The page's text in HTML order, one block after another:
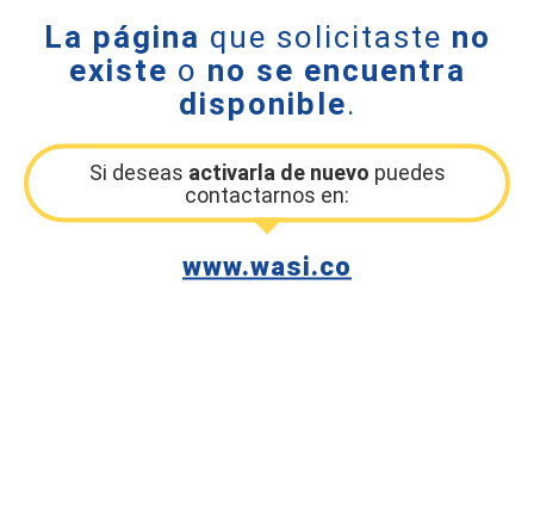
La página que solicitaste no
existe o no se encuentra
disponible.
Si deseas activarla de nuevo puedes
contactarnos en:
www.wasi.co